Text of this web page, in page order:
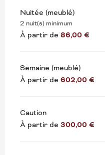
Nuitée (meublé)
2 nuit(s) minimum
À partir de 86,00 €
Semaine (meublé)
À partir de 602,00 €
Caution
À partir de 300,00 €